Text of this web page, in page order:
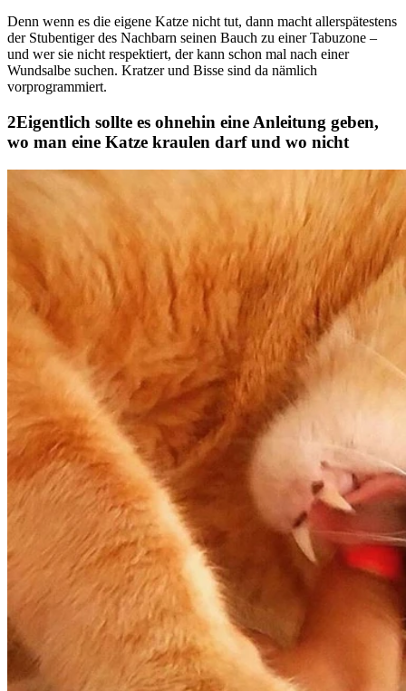
Denn wenn es die eigene Katze nicht tut, dann macht allerspätestens
der Stubentiger des Nachbarn seinen Bauch zu einer Tabuzone –
und wer sie nicht respektiert, der kann schon mal nach einer
Wundsalbe suchen. Kratzer und Bisse sind da nämlich
vorprogrammiert.
Eigentlich sollte es ohnehin eine Anleitung geben,
wo man eine Katze kraulen darf und wo nicht